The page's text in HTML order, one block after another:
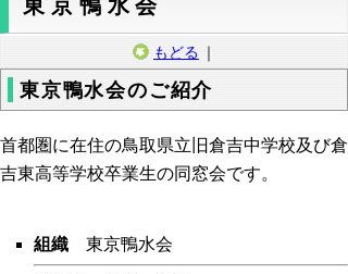
東京鴨水会
もどる ｜
東京鴨水会のご紹介
首都圏に在住の鳥取県立旧倉吉中学校及び倉
吉東高等学校卒業生の同窓会です。
組織 東京鴨水会